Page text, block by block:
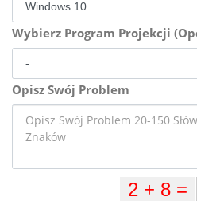
Wybierz Program Projekcji
Opisz Swój Problem